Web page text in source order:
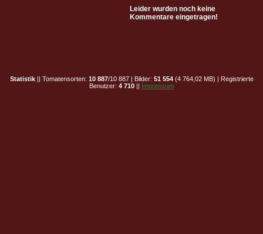
Leider wurden noch keine
Kommentare eingetragen!
Statistik|| Tomatensorten: 10 887/10 887 | Bilder: 51 554(4 764,02 MB) | Registrierte
Benutzer: 4 710 || Impressum